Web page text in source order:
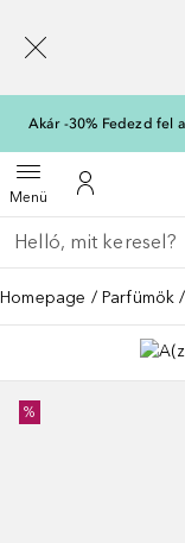
Akár -30% Fedezd fel
MenüMenü megnyitása
A fiókomhoz
Menj vissza
Keresés végrehajtása
Homepage Parfümök
%